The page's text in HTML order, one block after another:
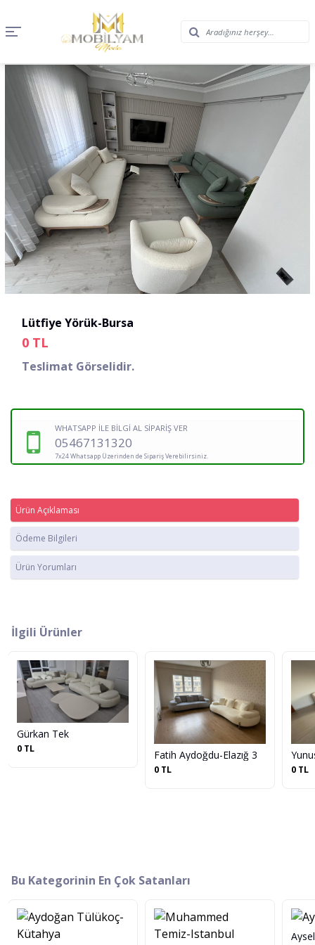
Lütfiye Yörük-Bursa
0 TL
Teslimat Görselidir.
WHATSAPP İLE BİLGİ AL SİPARİŞ VER
05467131320
7x24 Whatsapp Üzerinden de Sipariş Verebilirsiniz.
Ürün Açıklaması
Ödeme Bilgileri
Ürün Yorumları
İlgili Ürünler
Gürkan Tek
0 TL Fatih Aydoğdu-Elazığ 3
0 TL 0 TL
Bu Kategorinin En Çok Satanları